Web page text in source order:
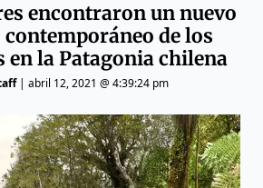
encontraron un nuevo
de los
en la Patagonia chilena
| abril 12, 2021 @ 4:39:24 pm